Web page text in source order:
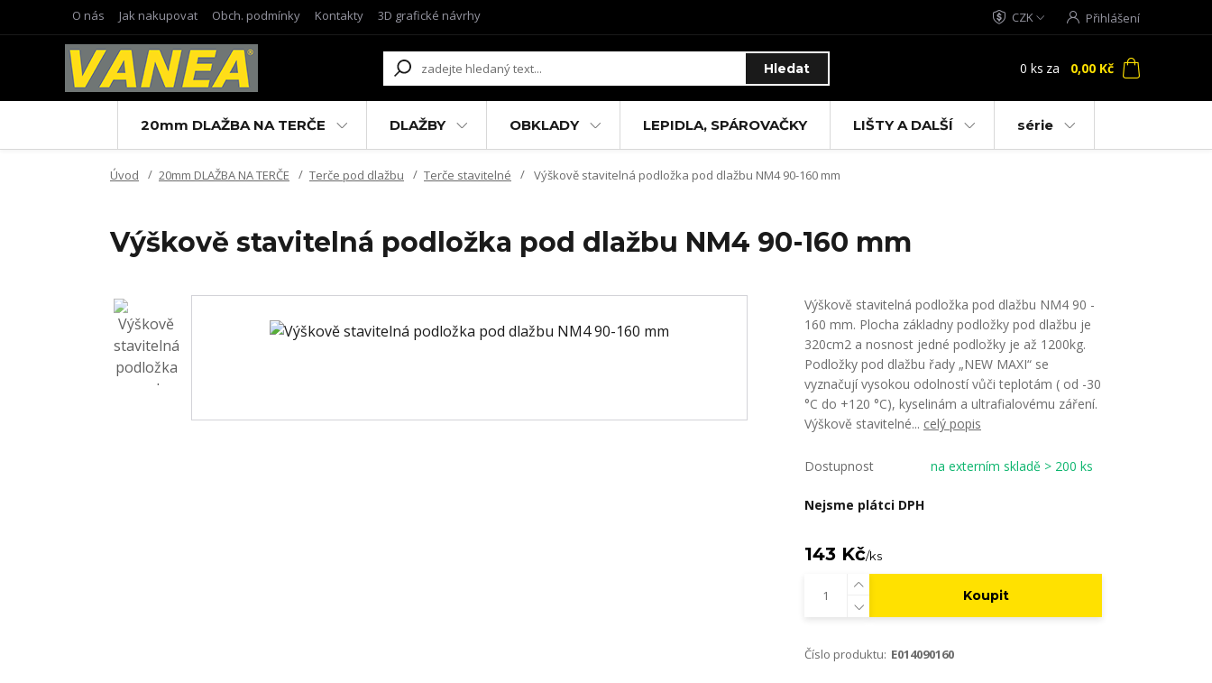
O nás Jak nakupovat Obch. podmínky Kontakty 3D grafické návrhy CZK Přihlášení
Hledat 0 ks za 0,00 Kč
20mm DLAŽBA NA TERČE DLAŽBY OBKLADY LEPIDLA, SPÁROVAČKY LIŠTY A DALŠÍ série
Úvod 20mm DLAŽBA NA TERČE Terče pod dlažbu Terče stavitelné Výškově stavitelná podložka pod dlažbu NM4 90-160 mm
Výškově stavitelná podložka pod dlažbu NM4 90-160 mm
Výškově stavitelná podložka pod dlažbu NM4 90 -
160 mm. Plocha základny podložky pod dlažbu je
320cm2 a nosnost jedné podložky je až 1200kg.
Podložky pod dlažbu řady „NEW MAXI“ se
vyznačují vysokou odolností vůči teplotám ( od -30
°C do +120 °C), kyselinám a ultrafialovému záření.
Výškově stavitelné... celý popis
Dostupnost na externím skladě > 200 ks
Nejsme plátci DPH
143 Kč/ks
Koupit
Číslo produktu: E014090160